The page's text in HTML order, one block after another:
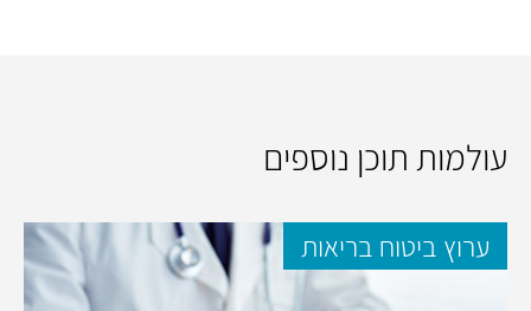
עולמות תוכן נוספים
ערוץ ביטוח בריאות